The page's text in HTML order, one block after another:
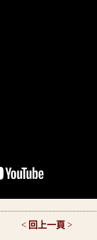
< 回上一頁 >